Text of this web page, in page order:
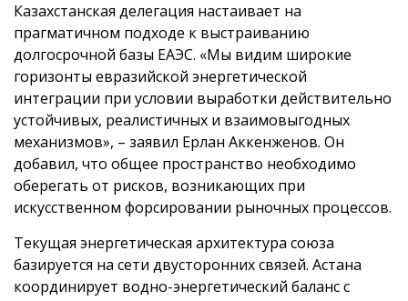
Казахстанская делегация настаивает на
прагматичном подходе к выстраиванию
долгосрочной базы ЕАЭС. «Мы видим широкие
горизонты евразийской энергетической
интеграции при условии выработки действительно
устойчивых, реалистичных и взаимовыгодных
механизмов», – заявил Ерлан Аккенженов. Он
добавил, что общее пространство необходимо
оберегать от рисков, возникающих при
искусственном форсировании рыночных процессов.
Текущая энергетическая архитектура союза
базируется на сети двусторонних связей. Астана
координирует водно-энергетический баланс с